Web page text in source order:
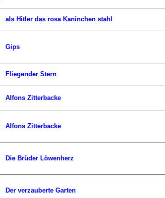
als Hitler das rosa Kaninchen stahl
Gips
Fliegender Stern
Alfons Zitterbacke
Alfons Zitterbacke
Die Brüder Löwenherz
Der verzauberte Garten